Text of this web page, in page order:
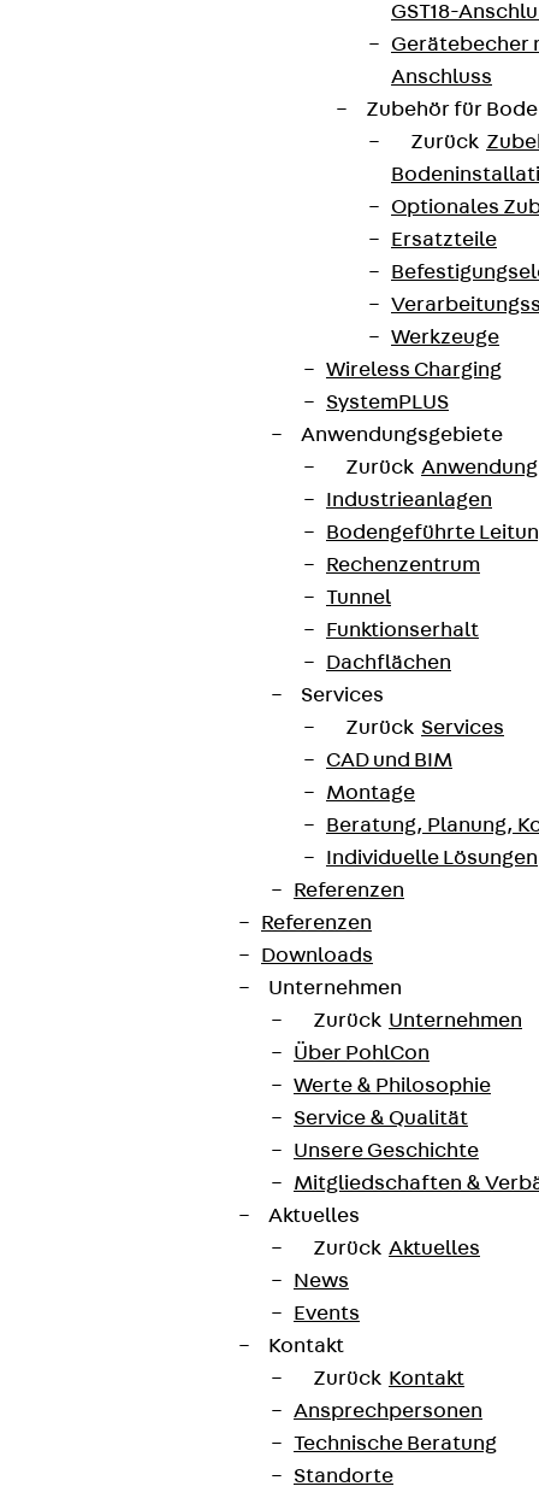
GST18-
Gerätebecher
Anschluss
Zubehör für
Zurück
Optionales
Ersatzteile
Werkzeuge
Wireless Charging
SystemPLUS
Anwendungsgebiete
Zurück
Industrieanlagen
Bodengeführte
Rechenzentrum
Tunnel
Funktionserhalt
Dachflächen
Services
Zurück Services
CAD und BIM
Montage
Beratung, Planung,
Individuelle Lösungen
Referenzen
Referenzen
Downloads
Unternehmen
Zurück Unternehmen
Über PohlCon
Werte & Philosophie
Service & Qualität
Unsere Geschichte
Mitgliedschaften &
Aktuelles
Zurück Aktuelles
News
Events
Kontakt
Zurück Kontakt
Ansprechpersonen
Technische Beratung
Standorte